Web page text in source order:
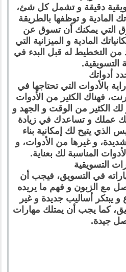
دقيقة و تشمل كل شئ،
المادية و توظفها بالطريقة
التي يمكنك أن تسوق عن
المادية و الميزانية التي
من التخطيط له قبل البدء في
التسويقية.
بالأدوات التي تحتاجها في
فهناك الكثير من الأدوات
الكثير من الوقت و الجهد و
لك عملك و تساعدك في زيادة
الذي يتيح لك إمكانية بناء
و غيرها من الأدوات، و
المناسبة لك بعناية.
في التسويق، فيجب أن
مع الزبون و فهم ما يريده
يبتكر أساليب جديدة و غير
كما يجب أن يمتلك مهارات
جيدة.